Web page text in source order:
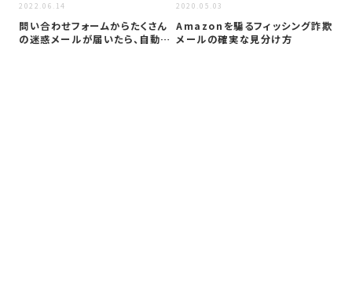
2022.06.14
問い合わせフォームからたくさん
の迷惑メールが届いたら、自動返
2020.05.03
Amazonを騙るフィッシング詐欺
メールの確実な見分け方